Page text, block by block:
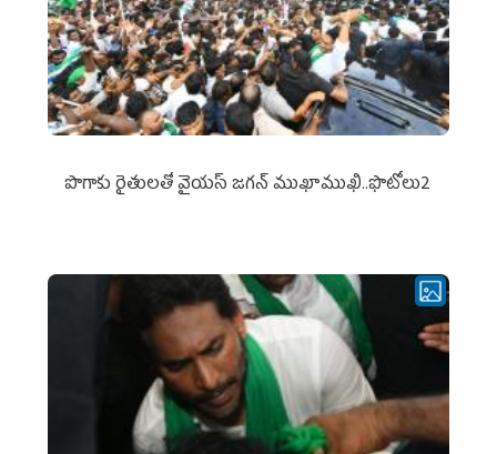
పొగాకు రైతుల‌తో వైయ‌స్ జ‌గ‌న్ ముఖాముఖి..ఫొటోలు2